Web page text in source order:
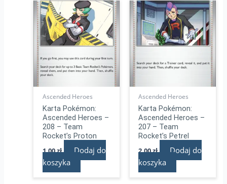
Ascended Heroes
Karta Pokémon:
Ascended Heroes –
208 – Team
Rocket’s Proton
1,00zł
Dodaj do
koszyka
Ascended Heroes
Karta Pokémon:
Ascended Heroes –
207 – Team
Rocket’s Petrel
2,00zł
Dodaj do
koszyka